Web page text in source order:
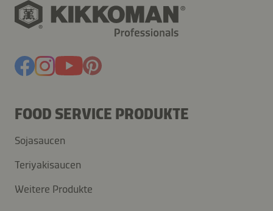
FOOD SERVICE PRODUKTE
Sojasaucen
Teriyakisaucen
Weitere Produkte